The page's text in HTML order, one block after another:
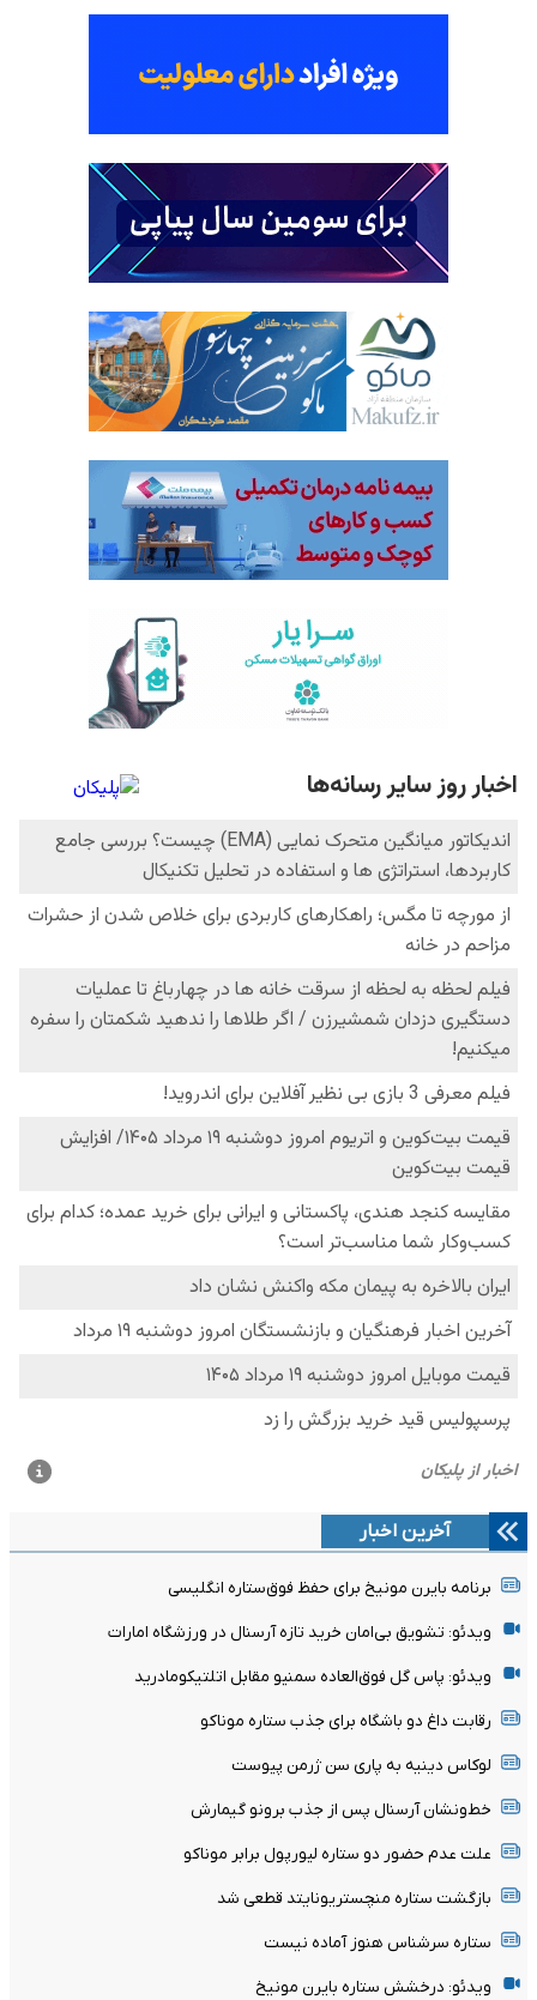
آخرین اخبار
برنامه بایرن مونیخ برای حفظ فوق‌ستاره انگلیسی
ویدئو: تشویق بی‌امان خرید تازه آرسنال در ورزشگاه امارات
ویدئو: پاس گل فوق‌العاده سمنیو مقابل اتلتیکومادرید
رقابت داغ دو باشگاه برای جذب ستاره موناکو
لوکاس دینیه به پاری سن ژرمن پیوست
خط‌ونشان آرسنال پس از جذب برونو گیمارش
علت عدم حضور دو ستاره لیورپول برابر موناکو
بازگشت ستاره منچستریونایتد قطعی شد
ستاره سرشناس هنوز آماده نیست
ویدئو: درخشش ستاره بایرن مونیخ